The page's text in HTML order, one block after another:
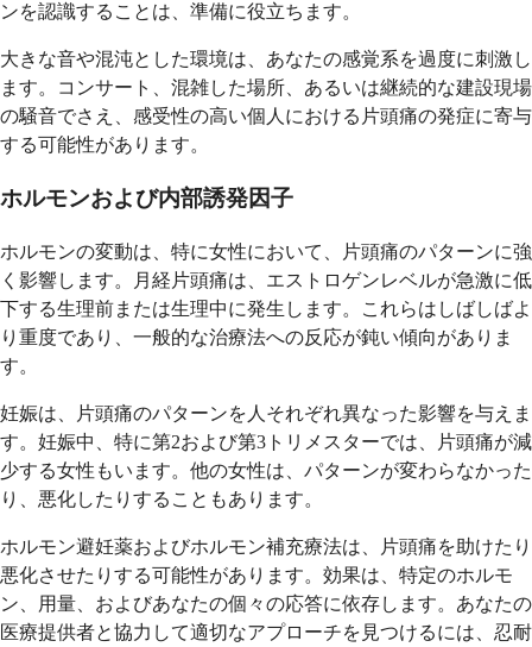
ンを認識することは、準備に役立ちます。
大きな音や混沌とした環境は、あなたの感覚系を過度に刺激し
ます。コンサート、混雑した場所、あるいは継続的な建設現場
の騒音でさえ、感受性の高い個人における片頭痛の発症に寄与
する可能性があります。
ホルモンおよび内部誘発因子
ホルモンの変動は、特に女性において、片頭痛のパターンに強
く影響します。月経片頭痛は、エストロゲンレベルが急激に低
下する生理前または生理中に発生します。これらはしばしばよ
り重度であり、一般的な治療法への反応が鈍い傾向がありま
す。
妊娠は、片頭痛のパターンを人それぞれ異なった影響を与えま
す。妊娠中、特に第2および第3トリメスターでは、片頭痛が減
少する女性もいます。他の女性は、パターンが変わらなかった
り、悪化したりすることもあります。
ホルモン避妊薬およびホルモン補充療法は、片頭痛を助けたり
悪化させたりする可能性があります。効果は、特定のホルモ
ン、用量、およびあなたの個々の応答に依存します。あなたの
医療提供者と協力して適切なアプローチを見つけるには、忍耐